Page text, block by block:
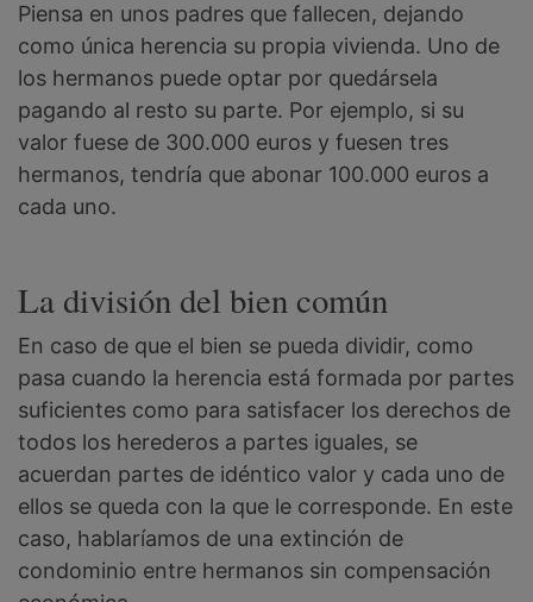
Piensa en unos padres que fallecen, dejando
como única herencia su propia vivienda. Uno de
los hermanos puede optar por quedársela
pagando al resto su parte. Por ejemplo, si su
valor fuese de 300.000 euros y fuesen tres
hermanos, tendría que abonar 100.000 euros a
cada uno.
La división del bien común
En caso de que el bien se pueda dividir, como
pasa cuando la herencia está formada por partes
suficientes como para satisfacer los derechos de
todos los herederos a partes iguales, se
acuerdan partes de idéntico valor y cada uno de
ellos se queda con la que le corresponde. En este
caso, hablaríamos de una extinción de
condominio entre hermanos sin compensación